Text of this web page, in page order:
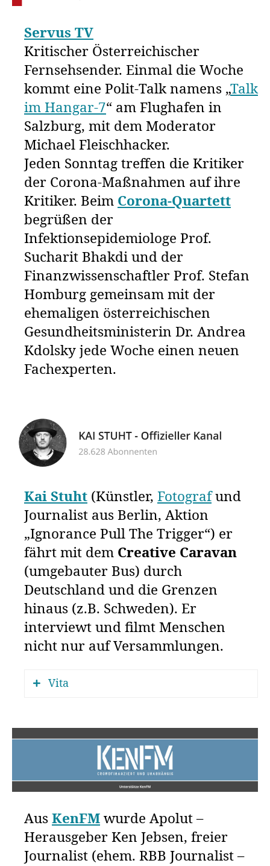
Servus TV
Kritischer Österreichischer
Fernsehsender. Einmal die Woche
kommt eine Polit-Talk namens „Talk
im Hangar-7“ am Flughafen in
Salzburg, mit dem Moderator
Michael Fleischhacker.
Jeden Sonntag treffen die Kritiker
der Corona-Maßnahmen auf ihre
Kritiker. Beim Corona-Quartett
begrüßen der
Infektionsepidemiologe Prof.
Sucharit Bhakdi und der
Finanzwissenschaftler Prof. Stefan
Homburg gemeinsam mit der
ehemaligen österreichischen
Gesundheitsministerin Dr. Andrea
Kdolsky jede Woche einen neuen
Fachexperten.
Kai Stuht (Künstler, Fotografund
Journalist aus Berlin, Aktion
„Ignorance Pull The Trigger“) er
fährt mit dem Creative Caravan
(umgebauter Bus) durch
Deutschland und die Grenzen
hinaus (z.B. Schweden). Er
interviewt und filmt Menschen
nicht nur auf Versammlungen.
Vita
Meditationmit Ken Jebsen (Journalist
KenFM “) ins Leben
gerufen. Hintergrund war die
zunehmende Gewalt bei den
in Berlin.
Ziel war es, der Polizei keine
Angriffsfläche zu bieten – denn was
richtet eine Decke auf der eine
Aus KenFM wurde Apolut –
Herausgeber Ken Jebsen, freier
Journalist (ehem. RBB Journalist –